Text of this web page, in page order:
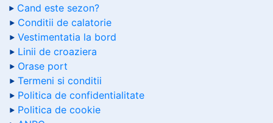
Cand este sezon?
Conditii de calatorie
Vestimentatia la bord
Linii de croaziera
Orase port
Termeni si conditii
Politica de confidentialitate
Politica de cookie